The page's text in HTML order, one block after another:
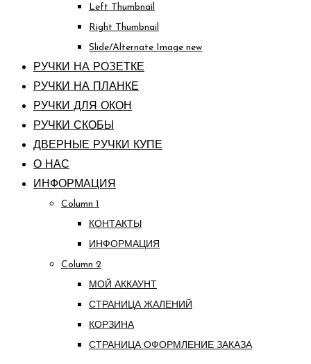
Left Thumbnail
Right Thumbnail
Slide/Alternate Image new
РУЧКИ НА РОЗЕТКЕ
РУЧКИ НА ПЛАНКЕ
РУЧКИ ДЛЯ ОКОН
РУЧКИ СКОБЫ
ДВЕРНЫЕ РУЧКИ КУПЕ
О НАС
ИНФОРМАЦИЯ
Column 1
КОНТАКТЫ
ИНФОРМАЦИЯ
Column 2
МОЙ АККАУНТ
СТРАНИЦА ЖАЛЕНИЙ
КОРЗИНА
СТРАНИЦА ОФОРМЛЕНИЕ ЗАКАЗА